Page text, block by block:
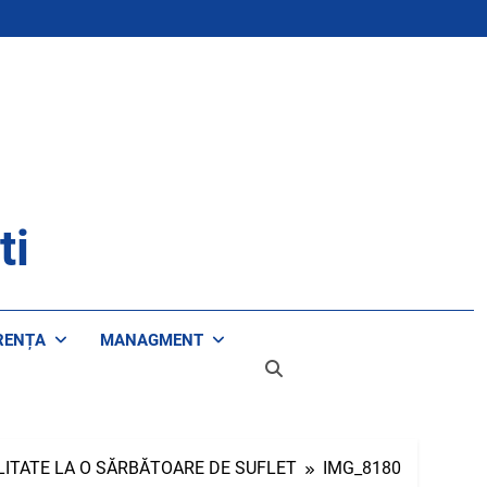
MANAGMENT
LA O SĂRBĂTOARE DE SUFLET IMG_8180